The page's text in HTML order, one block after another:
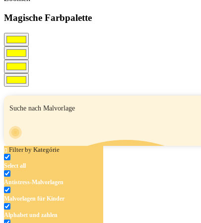
Magische Farbpalette
Filter by Kategórie
Select all
Antistress-Malvorlagen
Malvorlagen für Kinder
Alphabet und zahlen